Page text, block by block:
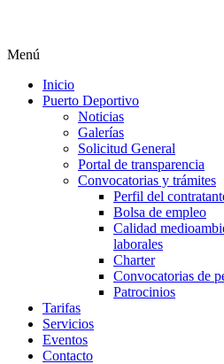
Menú
Inicio
Puerto Deportivo
Noticias
Galerías
Solicitud General
Portal de transparencia
Convocatorias y trámites
Perfil del
Bolsa de empleo
Calidad
laborales
Charter
Convocatorias de
Patrocinios
Tarifas
Servicios
Eventos
Contacto